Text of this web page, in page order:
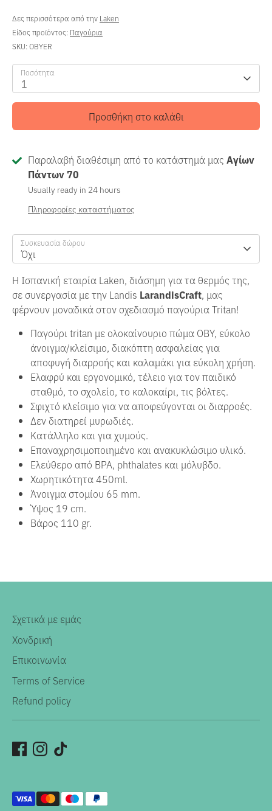
Δες περισσότερα από την Laken
Είδος προϊόντος: Παγούρια
SKU:OBYER
Ποσότητα
1
Προσθήκη στο καλάθι
Παραλαβή διαθέσιμη από το κατάστημά μας Αγίων
Πάντων 70
Usually ready in 24 hours
Πληροφορίες καταστήματος
Συσκευασία δώρου
Όχι
Η Ισπανική εταιρία Laken, διάσημη για τα θερμός της,
σε συνεργασία με την Landis LarandisCraft, μας
φέρνουν μοναδικά στον σχεδιασμό παγούρια Tritan!
Παγούρι tritan με ολοκαίνουριο πώμα ΟΒΥ, εύκολο
άνοιγμα/κλείσιμο, διακόπτη ασφαλείας για
αποφυγή διαρροής και καλαμάκι για εύκολη χρήση.
Ελαφρύ και εργονομικό, τέλειο για τον παιδικό
σταθμό, το σχολείο, το καλοκαίρι, τις βόλτες.
Σφιχτό κλείσιμο για να αποφεύγονται οι διαρροές.
Δεν διατηρεί μυρωδιές.
Κατάλληλο και για χυμούς.
Επαναχρησιμοποιημένο και ανακυκλώσιμο υλικό.
Ελεύθερο από BPA, phthalates και μόλυβδο.
Χωρητικότητα 450ml.
Άνοιγμα στομίου 65 mm.
Ύψος 19 cm.
Βάρος 110 gr.
Σχετικά με εμάς
Χονδρική
Επικοινωνία
Terms of Service
Refund policy
Αποδεκτοί
τρόποι